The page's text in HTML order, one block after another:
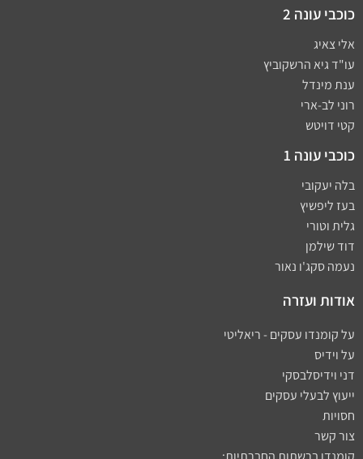
כוכבי עונה 2
אלי צאיג
עו"ד גיא הרשקוביץ
ענת מינדל
רוני לב-ארי
קטי דויטש
כוכבי עונה 1
בלה יעקובי
בעז ליפשיץ
גלית וטורי
דוד שילמן
נעמה סקג'ו נאור
אודות ועזרה
על קומנדו עסקים - ריאליטי
על וידיס
דני וידיסלבסקי
ייעוץ לבעלי עסקים
חסויות
צור קשר